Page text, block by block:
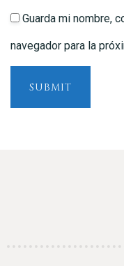
Guarda mi nombre,
navegador para la
SUBMIT